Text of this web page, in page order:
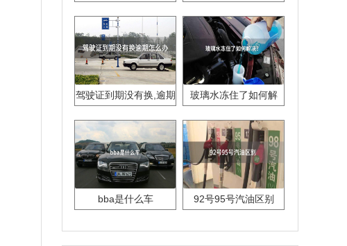
驾驶证到期没有换,逾期
玻璃水冻住了如何解
bba是什么车 92号95号汽油区别